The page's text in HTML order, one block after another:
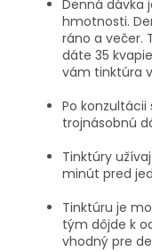
Denná dávka
hmotnosti.
ráno a večer.
dáte 35
vám tinktúra
Po
trojnásobnú
Tinktúry
minút pred
Tinktúru je
tým dôjde k
vhodný pre